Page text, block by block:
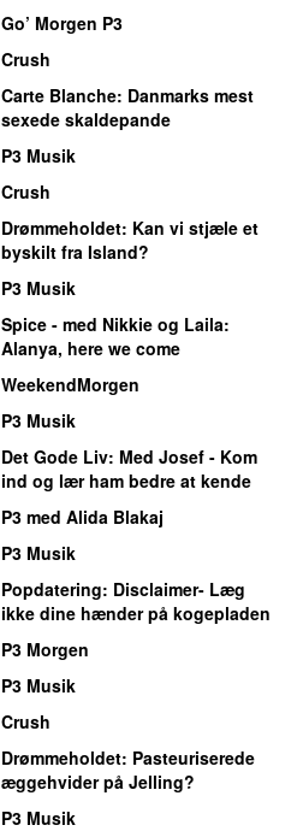
Go’ Morgen P3
Crush
Carte Blanche: Danmarks mest
sexede skaldepande
P3 Musik
Crush
Drømmeholdet: Kan vi stjæle et
byskilt fra Island?
P3 Musik
Spice - med Nikkie og Laila:
Alanya, here we come
WeekendMorgen
P3 Musik
Det Gode Liv: Med Josef - Kom
ind og lær ham bedre at kende
P3 med Alida Blakaj
P3 Musik
Popdatering: Disclaimer- Læg
ikke dine hænder på kogepladen
P3 Morgen
P3 Musik
Crush
Drømmeholdet: Pasteuriserede
æggehvider på Jelling?
P3 Musik